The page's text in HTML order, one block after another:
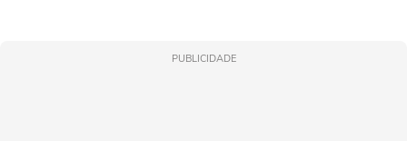
PUBLICIDADE